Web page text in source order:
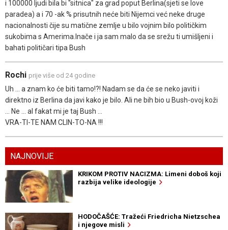
i 100000 ljudi bila bi "sitnica" za grad poput Berlina(sjeti se love
paradea) a i 70 -ak % prisutnih neće biti Nijemci već neke druge
nacionalnosti čije su matične zemlje u bilo vojnim bilo političkim
sukobima s Amerima.Inače i ja sam malo da se srežu ti umišljeni i
bahati političari tipa Bush
Rochi prije više od 24 godine
Uh ... a znam ko će biti tamo!?! Nadam se da će se neko javiti i
direktno iz Berlina da javi kako je bilo. Ali ne bih bio u Bush-ovoj koži
... Ne ... al fakat mi je taj Bush ...
VRA-TI-TE NAM CLIN-TO-NA !!!
NAJNOVIJE
KRIKOM PROTIV NACIZMA: Limeni doboš koji
razbija velike ideologije
HODOČAŠĆE: Tražeći Friedricha Nietzschea
i njegove misli